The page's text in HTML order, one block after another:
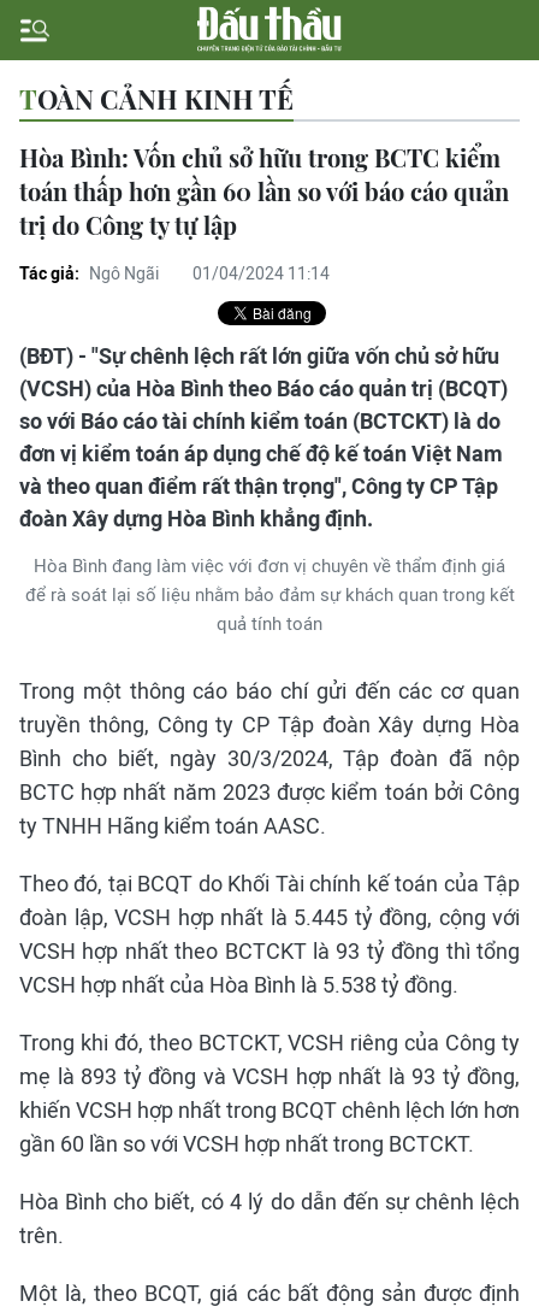
TOÀN CẢNH KINH TẾ
Hòa Bình: Vốn chủ sở hữu trong BCTC kiểm
toán thấp hơn gần 60 lần so với báo cáo quản
trị do Công ty tự lập
Tác giả: Ngô Ngãi 01/04/2024 11:14
(BĐT) - "Sự chênh lệch rất lớn giữa vốn chủ sở hữu
(VCSH) của Hòa Bình theo Báo cáo quản trị (BCQT)
so với Báo cáo tài chính kiểm toán (BCTCKT) là do
đơn vị kiểm toán áp dụng chế độ kế toán Việt Nam
và theo quan điểm rất thận trọng", Công ty CP Tập
đoàn Xây dựng Hòa Bình khẳng định.
Hòa Bình đang làm việc với đơn vị chuyên về thẩm định giá
để rà soát lại số liệu nhằm bảo đảm sự khách quan trong kết
quả tính toán
Trong một thông cáo báo chí gửi đến các cơ quan
truyền thông, Công ty CP Tập đoàn Xây dựng Hòa
Bình cho biết, ngày 30/3/2024, Tập đoàn đã nộp
BCTC hợp nhất năm 2023 được kiểm toán bởi Công
ty TNHH Hãng kiểm toán AASC.
Theo đó, tại BCQT do Khối Tài chính kế toán của Tập
đoàn lập, VCSH hợp nhất là 5.445 tỷ đồng, cộng với
VCSH hợp nhất theo BCTCKT là 93 tỷ đồng thì tổng
VCSH hợp nhất của Hòa Bình là 5.538 tỷ đồng.
Trong khi đó, theo BCTCKT, VCSH riêng của Công ty
mẹ là 893 tỷ đồng và VCSH hợp nhất là 93 tỷ đồng,
khiến VCSH hợp nhất trong BCQT chênh lệch lớn hơn
gần 60 lần so với VCSH hợp nhất trong BCTCKT.
Hòa Bình cho biết, có 4 lý do dẫn đến sự chênh lệch
trên.
Một là, theo BCQT, giá các bất động sản được định